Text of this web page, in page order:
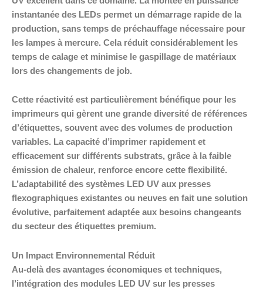
instantanée des LEDs permet un démarrage rapide de la
production, sans temps de préchauffage nécessaire pour
les lampes à mercure. Cela réduit considérablement les
temps de calage et minimise le gaspillage de matériaux
lors des changements de job.
Cette réactivité est particulièrement bénéfique pour les
imprimeurs qui gèrent une grande diversité de références
d’étiquettes, souvent avec des volumes de production
variables. La capacité d’imprimer rapidement et
efficacement sur différents substrats, grâce à la faible
émission de chaleur, renforce encore cette flexibilité.
L’adaptabilité des systèmes LED UV aux presses
flexographiques existantes ou neuves en fait une solution
évolutive, parfaitement adaptée aux besoins changeants
du secteur des étiquettes premium.
Un Impact Environnemental Réduit
Au-delà des avantages économiques et techniques,
l’intégration des modules LED UV sur les presses